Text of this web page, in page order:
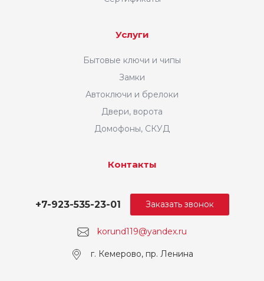
Услуги
Бытовые ключи и чипы
Замки
Автоключи и брелоки
Двери, ворота
Домофоны, СКУД
Контакты
korund119@yandex.ru
+7-923-535-23-01
г. Кемерово, пр. Ленина
Заказать звонок